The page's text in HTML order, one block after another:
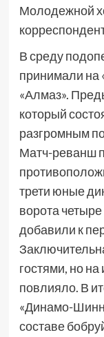
Молодежной
В среду
принимали на
«Алмаз».
который
разгромным
Матч-реванш
трети юные
ворота
добавили к
гостями, но
повлияло. В
«Динамо-
составе